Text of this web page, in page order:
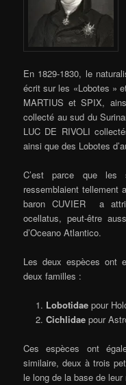
En 1829-1830, le
écrit sur les «Lobotes »
MARTIUS et SPIX,
collecté au sud du
LUC DE RIVOLI
ainsi que des Lobotes
C’est parce que les
ressemblaient tellement
baron CUVIER a
ocellatus, peut-être
d’Oceano Atlantico.
Les deux espèces ont
deux familles :
Lobotidaepour
Cichlidaepour
Ces espèces ont
similaire, deux à trois
le long de la base de leur